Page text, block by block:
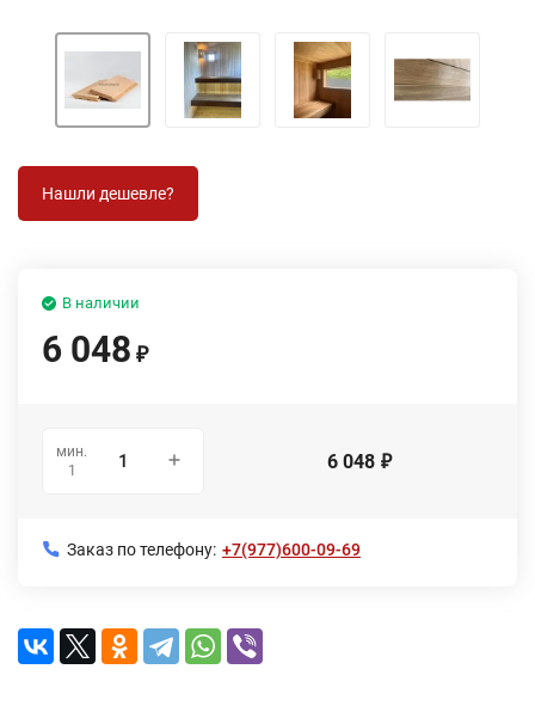
В наличии
6 048 ₽
мин.
1
6 048 ₽
Заказ по телефону: +7(977)600-09-69